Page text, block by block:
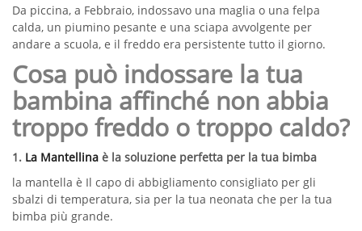
Da piccina, a Febbraio, indossavo una maglia o una felpa
calda, un piumino pesante e una sciapa avvolgente per
andare a scuola, e il freddo era persistente tutto il giorno.
Cosa può indossare la tua
bambina affinché non abbia
troppo freddo o troppo caldo?
1. La Mantellina è la soluzione perfetta per la tua bimba
la mantella è Il capo di abbigliamento consigliato per gli
sbalzi di temperatura, sia per la tua neonata che per la tua
bimba più grande.